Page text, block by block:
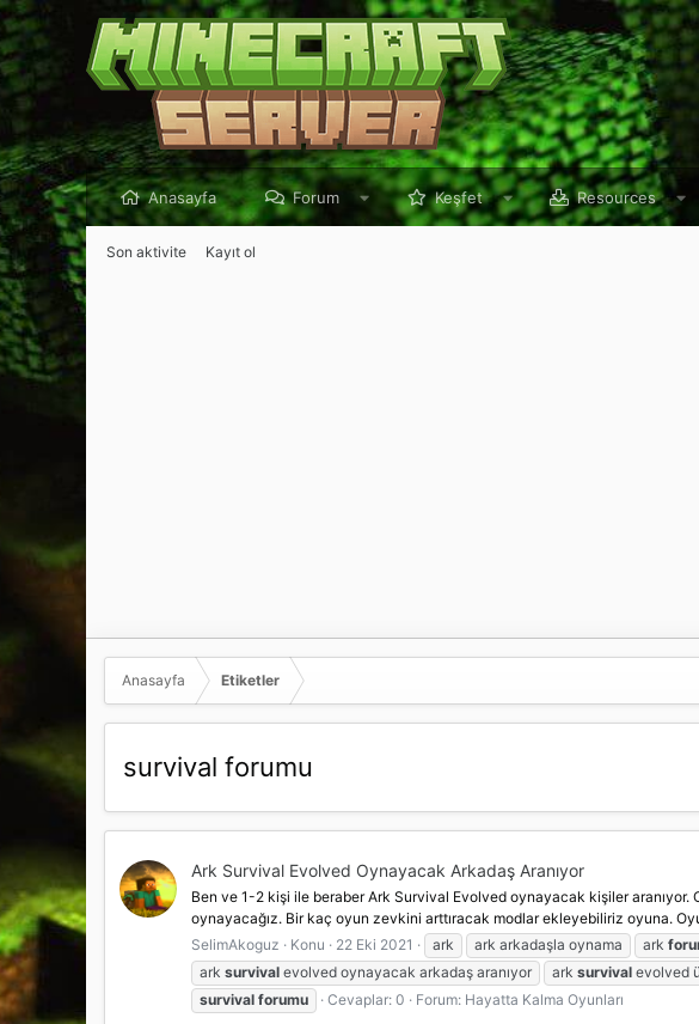
Anasayfa Forum Keşfet Resources
Son aktivite Kayıt ol
Anasayfa Etiketler
survival forumu
Ark Survival Evolved Oynayacak Arkadaş Aranıyor
Ben ve 1-2 kişi ile beraber Ark Survival Evolved oynayacak kişiler aranıyor.
oynayacağız. Bir kaç oyun zevkini arttıracak modlar ekleyebiliriz oyuna.
SelimAkoguz
Konu 22 Eki 2021 ark ark arkadaşla oynama ark
ark survival evolved oynayacak arkadaş aranıyor ark survival evolved
survival forumu Cevaplar: 0 Forum: Hayatta Kalma Oyunları